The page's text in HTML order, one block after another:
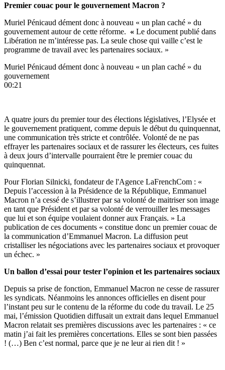
Premier couac pour le gouvernement Macron ?
Muriel Pénicaud dément donc à nouveau « un plan caché » du
gouvernement autour de cette réforme. « Le document publié dans
Libération ne m’intéresse pas. La seule chose qui vaille c’est le
programme de travail avec les partenaires sociaux. »
Muriel Pénicaud dément donc à nouveau « un plan caché » du
gouvernement
00:21
A quatre jours du premier tour des élections législatives, l’Elysée et
le gouvernement pratiquent, comme depuis le début du quinquennat,
une communication très stricte et contrôlée. Volonté de ne pas
effrayer les partenaires sociaux et de rassurer les électeurs, ces fuites
à deux jours d’intervalle pourraient être le premier couac du
quinquennat.
Pour Florian Silnicki, fondateur de l'Agence LaFrenchCom : «
Depuis l’accession à la Présidence de la République, Emmanuel
Macron n’a cessé de s’illustrer par sa volonté de maitriser son image
en tant que Président et par sa volonté de verrouiller les messages
que lui et son équipe voulaient donner aux Français. » La
publication de ces documents « constitue donc un premier couac de
la communication d’Emmanuel Macron. La diffusion peut
cristalliser les négociations avec les partenaires sociaux et provoquer
un échec. »
Un ballon d’essai pour tester l’opinion et les partenaires sociaux
Depuis sa prise de fonction, Emmanuel Macron ne cesse de rassurer
les syndicats. Néanmoins les annonces officielles en disent pour
l’instant peu sur le contenu de la réforme du code du travail. Le 25
mai, l’émission Quotidien diffusait un extrait dans lequel Emmanuel
Macron relatait ses premières discussions avec les partenaires : « ce
matin j’ai fait les premières concertations. Elles se sont bien passées
! (…) Ben c’est normal, parce que je ne leur ai rien dit ! »